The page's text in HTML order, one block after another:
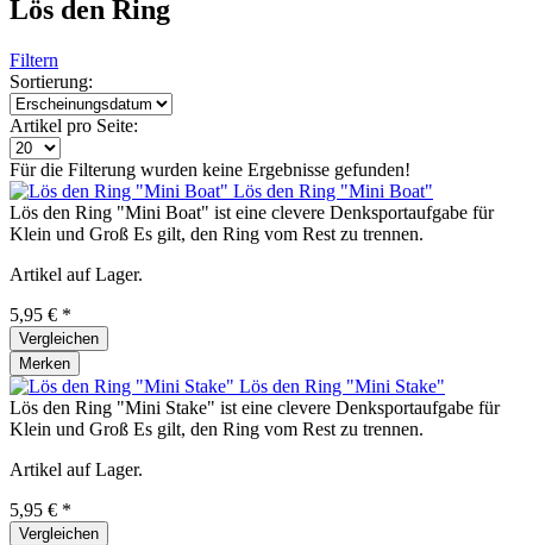
Lös den Ring
Filtern
Sortierung:
Artikel pro Seite:
Für die Filterung wurden keine Ergebnisse gefunden!
Lös den Ring "Mini Boat"
Lös den Ring "Mini Boat" ist eine clevere Denksportaufgabe für
Klein und Groß Es gilt, den Ring vom Rest zu trennen.
Artikel auf Lager.
5,95 € *
Vergleichen
Merken
Lös den Ring "Mini Stake"
Lös den Ring "Mini Stake" ist eine clevere Denksportaufgabe für
Klein und Groß Es gilt, den Ring vom Rest zu trennen.
Artikel auf Lager.
5,95 € *
Vergleichen